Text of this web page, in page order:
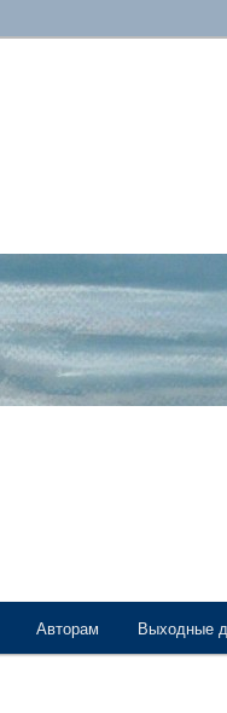
Авторам Выходные